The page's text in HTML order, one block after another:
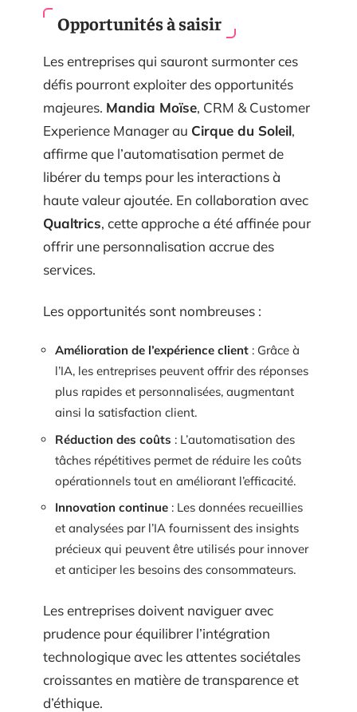
Opportunités à saisir
Les entreprises qui sauront surmonter ces
défis pourront exploiter des opportunités
majeures. Mandia Moïse, CRM & Customer
Experience Manager au Cirque du Soleil,
affirme que l’automatisation permet de
libérer du temps pour les interactions à
haute valeur ajoutée. En collaboration avec
Qualtrics, cette approche a été affinée pour
offrir une personnalisation accrue des
services.
Les opportunités sont nombreuses :
Amélioration de l’expérience client : Grâce à
l’IA, les entreprises peuvent offrir des réponses
plus rapides et personnalisées, augmentant
ainsi la satisfaction client.
Réduction des coûts : L’automatisation des
tâches répétitives permet de réduire les coûts
opérationnels tout en améliorant l’efficacité.
Innovation continue : Les données recueillies
et analysées par l’IA fournissent des insights
précieux qui peuvent être utilisés pour innover
et anticiper les besoins des consommateurs.
Les entreprises doivent naviguer avec
prudence pour équilibrer l’intégration
technologique avec les attentes sociétales
croissantes en matière de transparence et
d’éthique.